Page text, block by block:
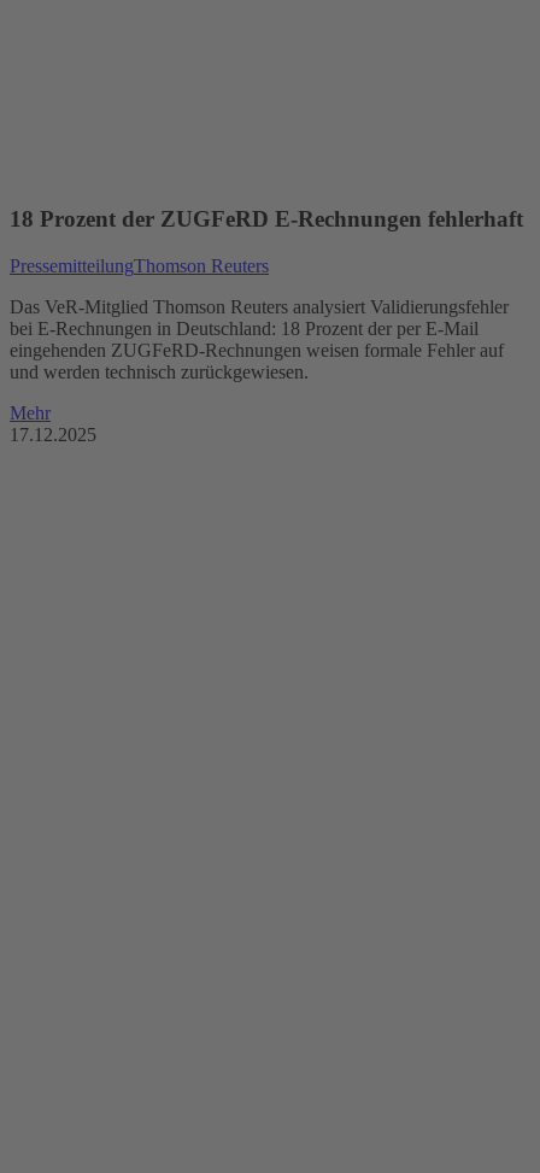
18 Prozent der ZUGFeRD E-Rechnungen fehlerhaft
PressemitteilungThomson Reuters
Das VeR-Mitglied Thomson Reuters analysiert Validierungsfehler
bei E-Rechnungen in Deutschland: 18 Prozent der per E-Mail
eingehenden ZUGFeRD-Rechnungen weisen formale Fehler auf
und werden technisch zurückgewiesen.
Mehr
17.12.2025